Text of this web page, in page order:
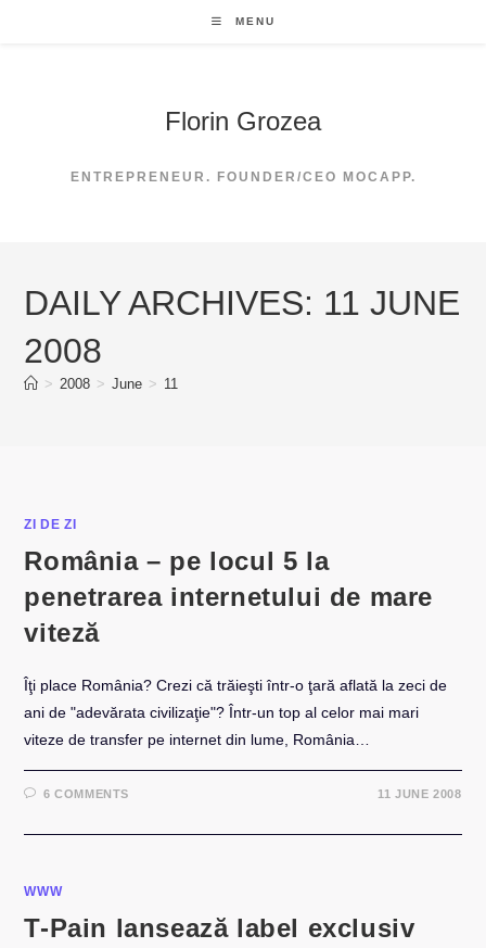
MENU
Florin Grozea
ENTREPRENEUR. FOUNDER/CEO MOCAPP.
DAILY ARCHIVES: 11 JUNE
2008
> 2008 > June > 11
ZI DE ZI
România – pe locul 5 la
penetrarea internetului de mare
viteză
Îţi place România? Crezi că trăieşti într-o ţară aflată la zeci de
ani de "adevărata civilizaţie"? Într-un top al celor mai mari
viteze de transfer pe internet din lume, România…
6 COMMENTS 11 JUNE 2008
WWW
T-Pain lansează label exclusiv